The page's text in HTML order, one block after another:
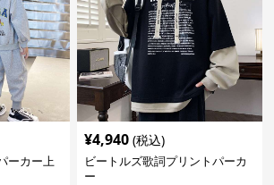
ーカー上
¥4,940 (税込)
ビートルズ歌詞プリントパーカ
ー